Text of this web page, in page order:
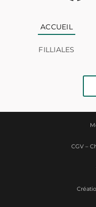
ACCUEIL
FILLIALES
CGV –